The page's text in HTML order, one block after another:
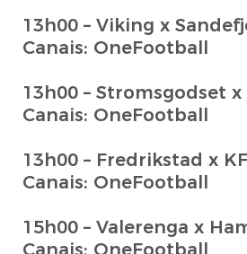
13h00 – Viking x
Canais: OneFootball
13h00 – Stromsgodset
Canais: OneFootball
13h00 – Fredrikstad x
Canais: OneFootball
15h00 – Valerenga x